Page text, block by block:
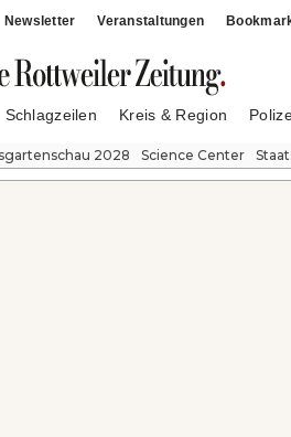
Newsletter Veranstaltungen
Schlagzeilen Kreis & Region
2028 Science Center